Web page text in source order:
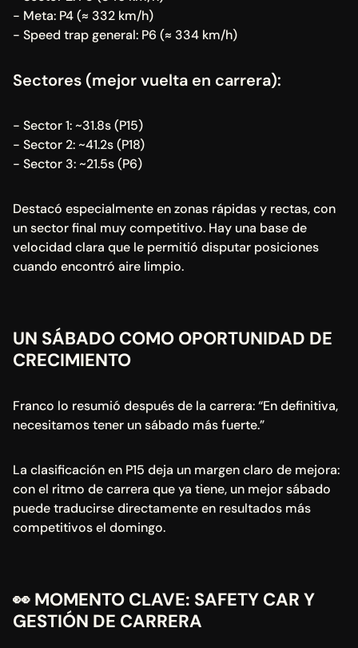
- Meta: P4 (≈ 332 km/h)
- Speed trap general: P6 (≈ 334 km/h)
Sectores (mejor vuelta en carrera):
- Sector 1: ~31.8s (P15)
- Sector 2: ~41.2s (P18)
- Sector 3: ~21.5s (P6)
Destacó especialmente en zonas rápidas y rectas, con
un sector final muy competitivo. Hay una base de
velocidad clara que le permitió disputar posiciones
cuando encontró aire limpio.
UN SÁBADO COMO OPORTUNIDAD DE
CRECIMIENTO
Franco lo resumió después de la carrera: “En definitiva,
necesitamos tener un sábado más fuerte.”
La clasificación en P15 deja un margen claro de mejora:
con el ritmo de carrera que ya tiene, un mejor sábado
puede traducirse directamente en resultados más
competitivos el domingo.
👀 MOMENTO CLAVE: SAFETY CAR Y
GESTIÓN DE CARRERA